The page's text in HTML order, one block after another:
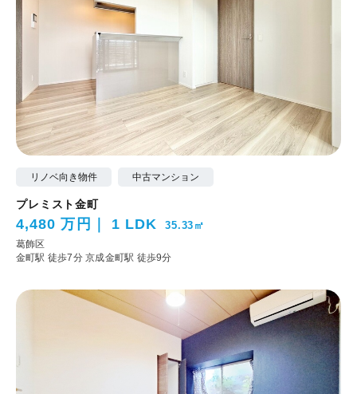
リノベ向き物件 中古マンション
プレミスト金町
4,480 万円 1 LDK 35.33㎡
葛飾区
金町駅 徒歩7分京成金町駅 徒歩9分